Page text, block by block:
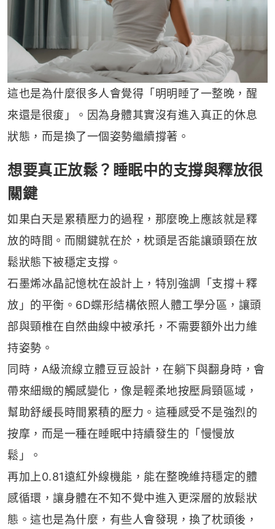
這也是為什麼很多人會覺得「明明睡了一整晚，醒
來還是很痠」。因為身體其實沒有進入真正的休息
狀態，而是換了一個姿勢繼續撐著。
想要真正放鬆？睡眠中的支撐與釋放很
關鍵
如果白天是累積壓力的過程，那麼晚上應該就是釋
放的時間。而關鍵就在於，枕頭是否能讓頭頸在放
鬆狀態下被穩定支撐。
石墨烯冰晶記憶枕在設計上，特別強調「支撐＋釋
放」的平衡。6D蝶形結構依照人體工學分區，讓頭
部與頸椎在自然曲線中被承托，不需要額外出力維
持姿勢。
同時，A級流線立體豆豆設計，在躺下與翻身時，會
帶來細緻的觸感變化，像是輕柔地按壓肩頸區域，
幫助舒緩長時間累積的壓力。這種感受不是強烈的
按摩，而是一種在睡眠中持續發生的「慢慢放
鬆」。
再加上0.81遠紅外線機能，能在整晚維持穩定的體
感循環，讓身體在不知不覺中進入更深層的放鬆狀
態。這也是為什麼，有些人會發現，換了枕頭後，